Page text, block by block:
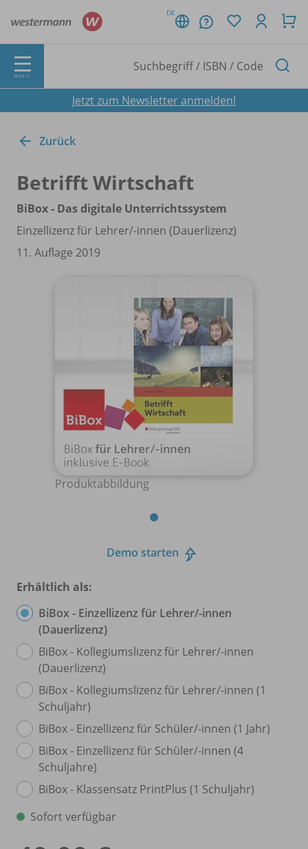
DE
MENÜ
Jetzt zum Newsletter anmelden!
Zurück
Betrifft Wirtschaft
BiBox - Das digitale Unterrichtssystem
Einzellizenz für Lehrer/-innen (Dauerlizenz)
11. Auflage 2019
Produktabbildung
Demo starten
Erhältlich als:
BiBox - Einzellizenz für Lehrer/-innen
(Dauerlizenz)
BiBox - Kollegiumslizenz für Lehrer/-innen
(Dauerlizenz)
BiBox - Kollegiumslizenz für Lehrer/-innen (1
Schuljahr)
BiBox - Einzellizenz für Schüler/-innen (1 Jahr)
BiBox - Einzellizenz für Schüler/-innen (4
Schuljahre)
BiBox - Klassensatz PrintPlus (1 Schuljahr)
Sofort verfügbar